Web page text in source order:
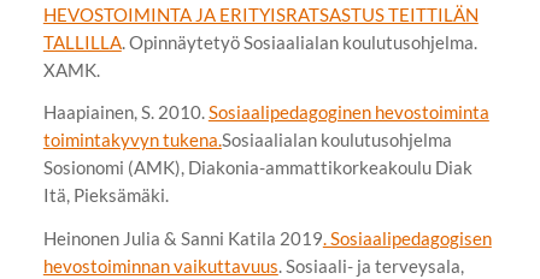
HEVOSTOIMINTA JA ERITYISRATSASTUS TEITTILÄN
TALLILLA. Opinnäytetyö Sosiaalialan koulutusohjelma.
XAMK.
Haapiainen, S. 2010.Sosiaalipedagoginen hevostoiminta
toimintakyvyn tukena.Sosiaalialan koulutusohjelma
Sosionomi (AMK), Diakonia-ammattikorkeakoulu Diak
Itä, Pieksämäki.
Heinonen Julia & Sanni Katila 2019. Sosiaalipedagogisen
hevostoiminnan vaikuttavuus. Sosiaali- ja terveysala,